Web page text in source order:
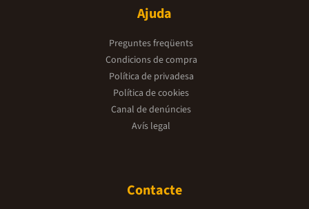
Ajuda
Preguntes freqüents
Condicions de compra
Política de privadesa
Política de cookies
Canal de denúncies
Avís legal
Contacte